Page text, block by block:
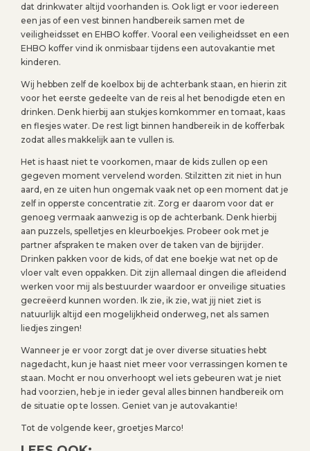
dat drinkwater altijd voorhanden is. Ook ligt er voor iedereen
een jas of een vest binnen handbereik samen met de
veiligheidsset en EHBO koffer. Vooral een veiligheidsset en een
EHBO koffer vind ik onmisbaar tijdens een autovakantie met
kinderen.
Wij hebben zelf de koelbox bij de achterbank staan, en hierin zit
voor het eerste gedeelte van de reis al het benodigde eten en
drinken. Denk hierbij aan stukjes komkommer en tomaat, kaas
en flesjes water. De rest ligt binnen handbereik in de kofferbak
zodat alles makkelijk aan te vullen is.
Het is haast niet te voorkomen, maar de kids zullen op een
gegeven moment vervelend worden. Stilzitten zit niet in hun
aard, en ze uiten hun ongemak vaak net op een moment dat je
zelf in opperste concentratie zit. Zorg er daarom voor dat er
genoeg vermaak aanwezig is op de achterbank. Denk hierbij
aan puzzels, spelletjes en kleurboekjes. Probeer ook met je
partner afspraken te maken over de taken van de bijrijder.
Drinken pakken voor de kids, of dat ene boekje wat net op de
vloer valt even oppakken. Dit zijn allemaal dingen die afleidend
werken voor mij als bestuurder waardoor er onveilige situaties
gecreëerd kunnen worden. Ik zie, ik zie, wat jij niet ziet is
natuurlijk altijd een mogelijkheid onderweg, net als samen
liedjes zingen!
Wanneer je er voor zorgt dat je over diverse situaties hebt
nagedacht, kun je haast niet meer voor verrassingen komen te
staan. Mocht er nou onverhoopt wel iets gebeuren wat je niet
had voorzien, heb je in ieder geval alles binnen handbereik om
de situatie op te lossen. Geniet van je autovakantie!
Tot de volgende keer, groetjes Marco!